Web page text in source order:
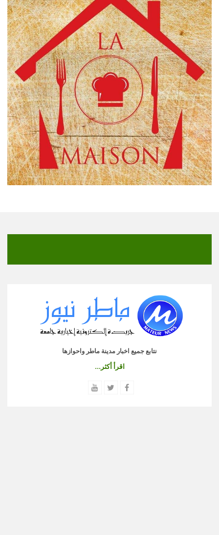
نتابع جميع اخبار مدينة ماطر واحوازها
اقرأ أكثر...